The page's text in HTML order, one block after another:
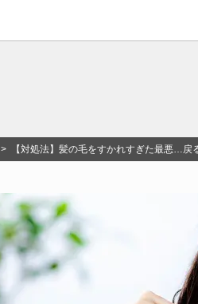
> 【対処法】髪の毛をすかれすぎた最悪…戻